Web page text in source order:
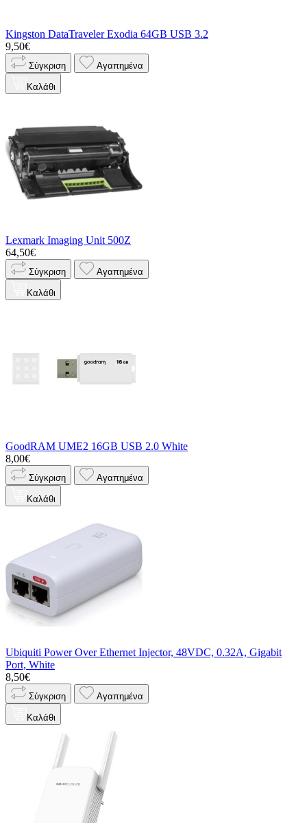
Kingston DataTraveler Exodia 64GB USB 3.2
9,50€
Σύγκριση Αγαπημένα
Καλάθι
Lexmark Imaging Unit 500Z
64,50€
Σύγκριση Αγαπημένα
Καλάθι
GoodRAM UME2 16GB USB 2.0 White
8,00€
Σύγκριση Αγαπημένα
Καλάθι
Ubiquiti Power Over Ethernet Injector, 48VDC, 0.32A, Gigabit
Port, White
8,50€
Σύγκριση Αγαπημένα
Καλάθι